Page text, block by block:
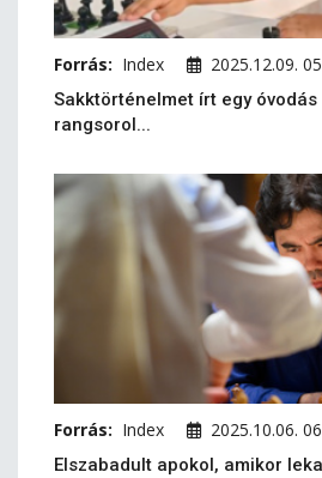
Forrás: Index 2025.12.09.
Sakktörténelmet írt egy
rangsorol...
Forrás: Index 2025.10.06.
Elszabadult apokol, amikor